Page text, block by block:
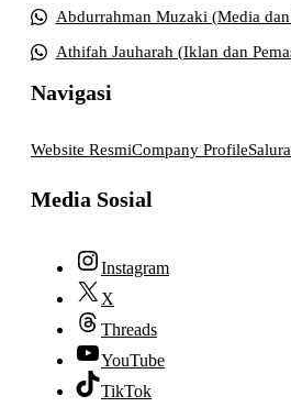
Abdurrahman Muzaki (Media
Athifah Jauharah (Iklan dan
Navigasi
Website ResmiCompany Profile
Media Sosial
Instagram
X
Threads
YouTube
TikTok